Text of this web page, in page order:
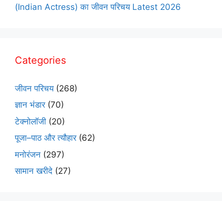
(Indian Actress) का जीवन परिचय Latest 2026
Categories
जीवन परिचय(268)
ज्ञान भंडार(70)
टेक्नोलॉजी (20)
पूजा–पाठ और त्यौहार(62)
मनोरंजन (297)
सामान खरीदे (27)